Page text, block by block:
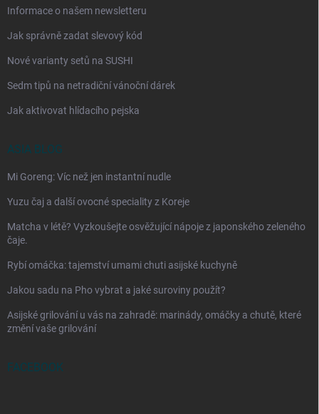
Informace o našem newsletteru
Jak správně zadat slevový kód
Nové varianty setů na SUSHI
Sedm tipů na netradiční vánoční dárek
Jak aktivovat hlídacího pejska
ASIA BLOG
Mi Goreng: Víc než jen instantní nudle
Yuzu čaj a další ovocné speciality z Koreje
Matcha v létě? Vyzkoušejte osvěžující nápoje z japonského zeleného
čaje.
Rybí omáčka: tajemství umami chuti asijské kuchyně
Jakou sadu na Pho vybrat a jaké suroviny použít?
Asijské grilování u vás na zahradě: marinády, omáčky a chutě, které
změní vaše grilování
FACEBOOK